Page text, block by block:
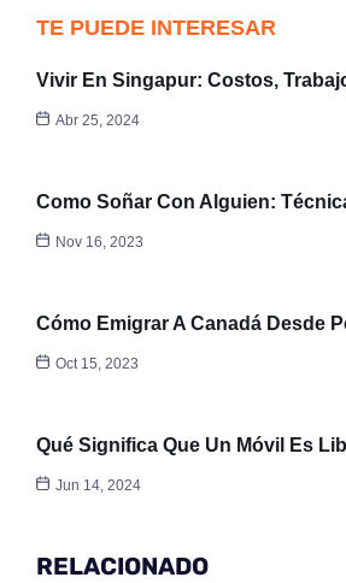
TE PUEDE INTERESAR
Vivir En Singapur: Costos,
Abr 25, 2024
Como Soñar Con Alguien:
Nov 16, 2023
Cómo Emigrar A Canadá Desde
Oct 15, 2023
Qué Significa Que Un Móvil Es
Jun 14, 2024
RELACIONADO